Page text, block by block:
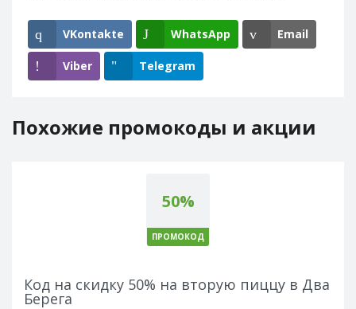
VKontakte WhatsApp Email
Viber Telegram
Похожие промокоды и акции
50%
ПРОМОКОД
Код на скидку 50% на вторую пиццу в Два
Берега